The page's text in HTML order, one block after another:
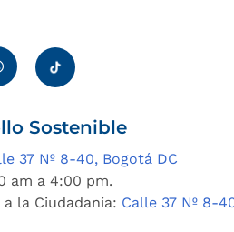
Sostenible
37 Nº 8-40, Bogotá DC
am a 4:00 pm.
la Ciudadanía: Calle 37 Nº 8-